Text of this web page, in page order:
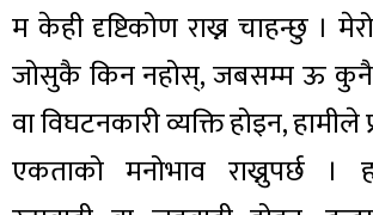
म केही दृष्टिकोण राख्न चाहन्छु ।
जोसुकै किन नहोस्, जबसम्म ऊ कुनै
वा विघटनकारी व्यक्ति होइन, हामीले
एकताको मनोभाव राख्नुपर्छ ।